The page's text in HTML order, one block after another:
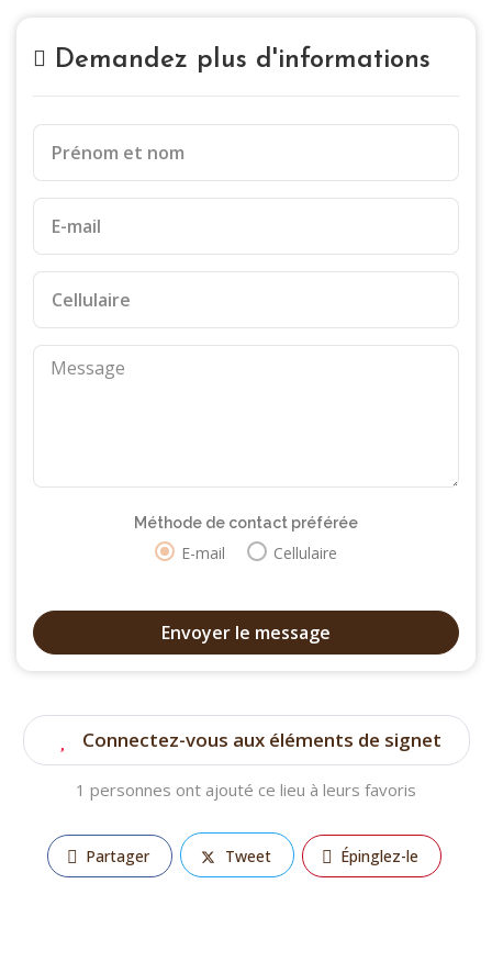
Demandez plus d'informations
Méthode de contact préférée
E-mail Cellulaire
Connectez-vous aux éléments de signet
1 personnes ont ajouté ce lieu à leurs favoris
Partager Tweet Épinglez-le